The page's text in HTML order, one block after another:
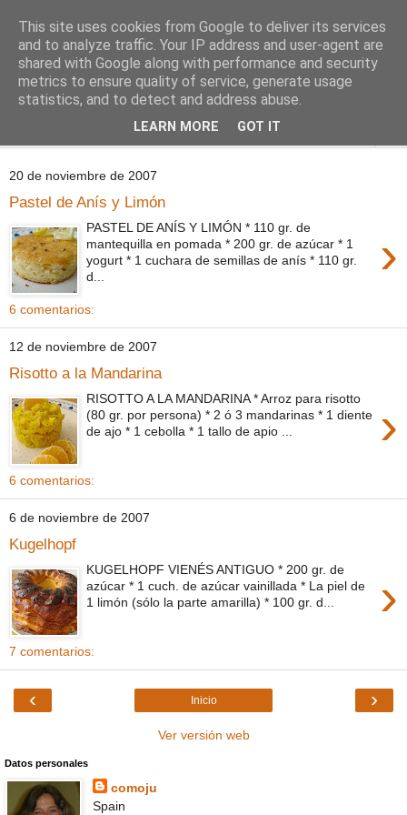
Comoju
La Cocina del Día a Día y el día a día de la Gastronomía
20 de noviembre de 2007
Pastel de Anís y Limón
›
PASTEL DE ANÍS Y LIMÓN * 110 gr. de
mantequilla en pomada * 200 gr. de azúcar * 1
yogurt * 1 cuchara de semillas de anís * 110 gr.
d...
6 comentarios:
12 de noviembre de 2007
Risotto a la Mandarina
›
RISOTTO A LA MANDARINA * Arroz para risotto
(80 gr. por persona) * 2 ó 3 mandarinas * 1 diente
de ajo * 1 cebolla * 1 tallo de apio ...
6 comentarios:
6 de noviembre de 2007
Kugelhopf
›
KUGELHOPF VIENÉS ANTIGUO * 200 gr. de
azúcar * 1 cuch. de azúcar vainillada * La piel de
1 limón (sólo la parte amarilla) * 100 gr. d...
7 comentarios:
‹ ›
Inicio
Ver versión web
Datos personales
comoju
Spain
This site uses cookies from Google to deliver its services
and to analyze traffic. Your IP address and user-agent are
shared with Google along with performance and security
metrics to ensure quality of service, generate usage
statistics, and to detect and address abuse.
LEARN MORE GOT IT